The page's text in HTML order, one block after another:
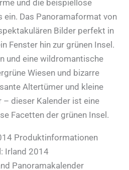
und die beispiellose
ein. Das Panoramaformat von
Bilder perfekt in
Fenster hin zur grünen Insel.
und eine wildromantische
Wiesen und bizarre
Altertümer und kleine
dieser Kalender ist eine
Facetten der grünen Insel.
Produktinformationen
Irland 2014
Panoramakalender